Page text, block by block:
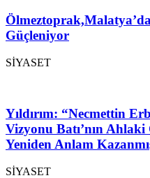
Ölmeztoprak,Malatya’da
Güçleniyor
SİYASET
Yıldırım: “Necmettin
Vizyonu Batı’nın Ahlaki
Yeniden Anlam
SİYASET